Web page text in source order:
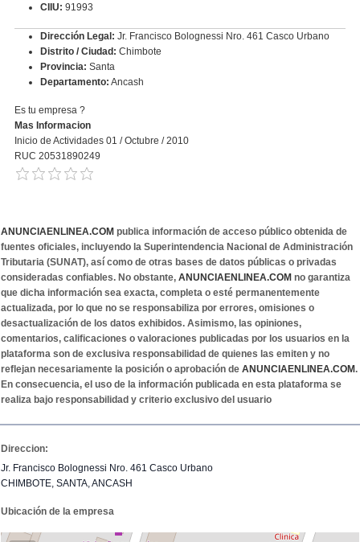
CIIU: 91993
Dirección Legal: Jr. Francisco Bolognessi Nro. 461 Casco Urbano
Distrito / Ciudad: Chimbote
Provincia: Santa
Departamento: Ancash
Es tu empresa ?
Mas Informacion
Inicio de Actividades 01 / Octubre / 2010
RUC 20531890249
ANUNCIAENLINEA.COM publica información de acceso público obtenida de
fuentes oficiales, incluyendo la Superintendencia Nacional de Administración
Tributaria (SUNAT), así como de otras bases de datos públicas o privadas
consideradas confiables. No obstante, ANUNCIAENLINEA.COM no garantiza
que dicha información sea exacta, completa o esté permanentemente
actualizada, por lo que no se responsabiliza por errores, omisiones o
desactualización de los datos exhibidos. Asimismo, las opiniones,
comentarios, calificaciones o valoraciones publicadas por los usuarios en la
plataforma son de exclusiva responsabilidad de quienes las emiten y no
reflejan necesariamente la posición o aprobación de ANUNCIAENLINEA.COM.
En consecuencia, el uso de la información publicada en esta plataforma se
realiza bajo responsabilidad y criterio exclusivo del usuario
Direccion:
Jr. Francisco Bolognessi Nro. 461 Casco Urbano
CHIMBOTE, SANTA, ANCASH
Ubicación de la empresa